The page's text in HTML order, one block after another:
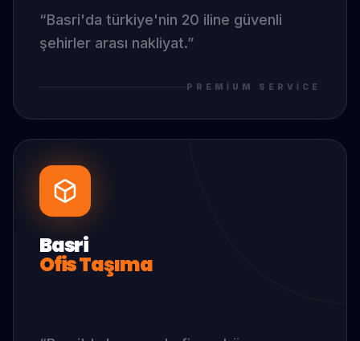
“Basri'da türkiye'nin 20 iline güvenli
şehirler arası nakliyat.”
PREMIUM SERVICE
Basri
Ofis Taşıma